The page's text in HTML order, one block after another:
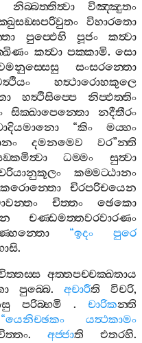
නිබ‍්බත‍්තිත්‍වා
විඤ‍්ඤුතං
විහාරතො
පුප‍්ඵෙහි පූජං
කත්‍වා
කත්‍වා පක‍්කාමි.සො
සංසරන‍්තො
හත්‍ථාරොහකුලෙ
හත්‍ථිසිප‍්පෙ
නිප‍්ඵත‍්තිං
සික‍්ඛාපෙන‍්තො
නදීතීරං
“කිං
මය‍්හං
දමනමෙව වර”න‍්ති
ධම‍්මං
සුත්‍වා
කම‍්මට‍්ඨානං
කරොන‍්තො
චිරපරිචයෙන
චිත‍්තං
ඡෙකො
චණ‍්ඩමත‍්තවරවාරණං
“ඉදං
පුරෙ
.
අත‍්තපච‍්චක‍්ඛතාය
පුබ‍්බෙ. අචාරීති විචරි,
පරිබ‍්භමි . චාරිකන‍්ති
“යෙනිච‍්ඡකං
යත්‍ථකාමං
.අජ‍්ජාති එතරහි.